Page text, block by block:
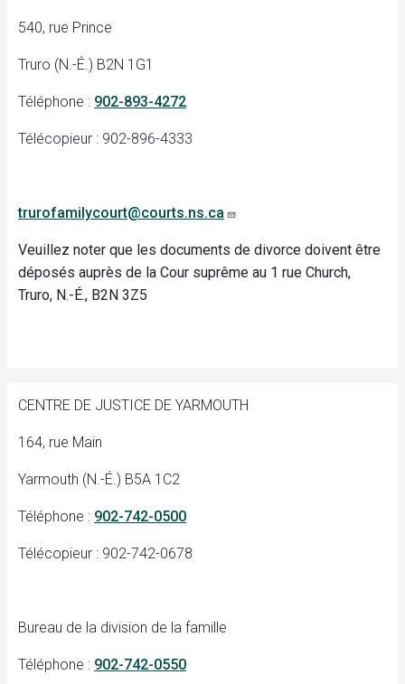
540, rue Prince
Truro (N.-É.) B2N 1G1
Téléphone : 902-893-4272
Télécopieur : 902-896-4333
trurofamilycourt@courts.ns.ca
Veuillez noter que les documents de divorce doivent être
déposés auprès de la Cour suprême au 1 rue Church,
Truro, N.-É., B2N 3Z5
CENTRE DE JUSTICE DE YARMOUTH
164, rue Main
Yarmouth (N.-É.) B5A 1C2
Téléphone : 902-742-0500
Télécopieur : 902-742-0678
Bureau de la division de la famille
Téléphone : 902-742-0550